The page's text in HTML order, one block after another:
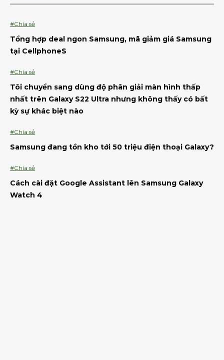
#Chia sẻ
Tổng hợp deal ngon Samsung, mã giảm giá Samsung
tại CellphoneS
#Chia sẻ
Tôi chuyển sang dùng độ phân giải màn hình thấp
nhất trên Galaxy S22 Ultra nhưng không thấy có bất
kỳ sự khác biệt nào
#Chia sẻ
Samsung đang tồn kho tới 50 triệu điện thoại Galaxy?
#Chia sẻ
Cách cài đặt Google Assistant lên Samsung Galaxy
Watch 4